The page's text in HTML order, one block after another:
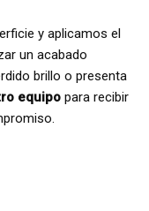
y aplicamos el
un acabado
brillo o presenta
equipo para recibir